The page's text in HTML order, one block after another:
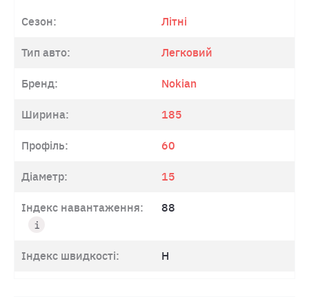
Сезон: Літні
Тип авто: Легковий
Бренд: Nokian
Ширина: 185
Профіль: 60
Діаметр: 15
Індекс навантаження: 88
Індекс швидкості: H